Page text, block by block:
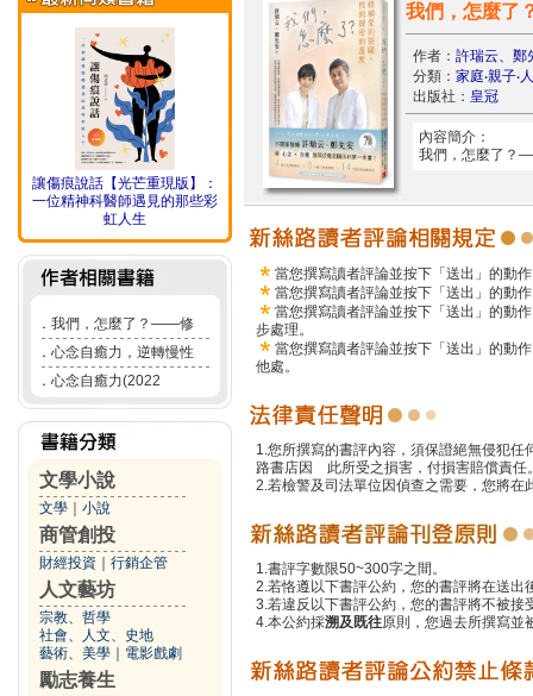
讓傷痕說話【光芒重現版】：
一位精神科醫師遇見的那些彩
虹人生
． 我們，怎麼了？——修
． 心念自癒力，逆轉慢性
． 心念自癒力(2022
文學小說
文學 小說
商管創投
財經投資 行銷企管
人文藝坊
宗教、哲學
社會、人文、史地
藝術、美學
電影戲劇
勵志養生
我們，怎麼了
作者： 許瑞云、鄭
分類： 家庭‧親子‧
出版社： 皇冠
內容簡介：
我們，怎麼了？
當您撰寫讀者評論並按下「送出」的動
當您撰寫讀者評論並按下「送出」的動
當您撰寫讀者評論並按下「送出」的動
步處理。
當您撰寫讀者評論並按下「送出」的動
他處。
1.您所撰寫的書評內容，須保證絕無侵犯
路書店因 此所受之損害，付損害賠償責任
2.若檢警及司法單位因偵查之需要，您將
1.書評字數限50~300字之間。
2.若恪遵以下書評公約，您的書評將在送
3.若違反以下書評公約，您的書評將不被接
4.本公約採溯及既往原則，您過去所撰寫並